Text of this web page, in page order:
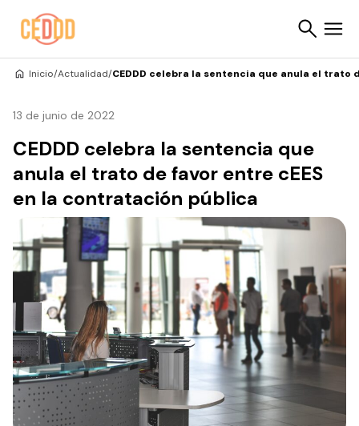
Inicio/Actualidad/CEDDD celebra la sentencia que anula el
13 de junio de 2022
CEDDD celebra la sentencia que
anula el trato de favor entre cEES
en la contratación pública